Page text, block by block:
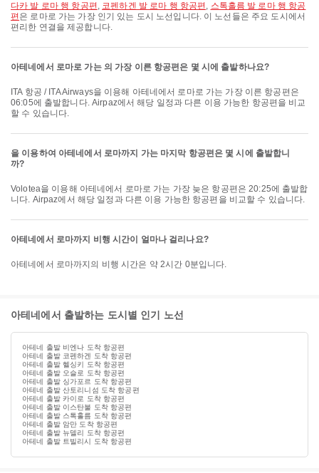
다카 발 로마 행 항공편 , 코펜하겐 발 로마 행 항공편 , 스톡홀름 발 로마 행 항공
편 은 로마로 가는 가장 인기 있는 도시 노선입니다. 이 노선들은 주요 도시에서
편리한 연결을 제공합니다.
아테네에서 로마로 가는 의 가장 이른 항공편은 몇 시에 출발하나요?
ITA 항공 / ITA Airways을 이용해 아테네에서 로마로 가는 가장 이른 항공편은
06:05에 출발합니다. Airpaz에서 해당 일정과 다른 이용 가능한 항공편을 비교
할 수 있습니다.
을 이용하여 아테네에서 로마까지 가는 마지막 항공편은 몇 시에 출발합니
까?
Volotea을 이용해 아테네에서 로마로 가는 가장 늦은 항공편은 20:25에 출발합
니다. Airpaz에서 해당 일정과 다른 이용 가능한 항공편을 비교할 수 있습니다.
아테네에서 로마까지 비행 시간이 얼마나 걸리나요?
아테네에서 로마까지의 비행 시간은 약 2시간 0분입니다.
아테네에서 출발하는 도시별 인기 노선
아테네 출발 비엔나 도착 항공편
아테네 출발 코펜하겐 도착 항공편
아테네 출발 헬싱키 도착 항공편
아테네 출발 오슬로 도착 항공편
아테네 출발 싱가포르 도착 항공편
아테네 출발 산토리니섬 도착 항공편
아테네 출발 카이로 도착 항공편
아테네 출발 이스탄불 도착 항공편
아테네 출발 스톡홀름 도착 항공편
아테네 출발 암만 도착 항공편
아테네 출발 뉴델리 도착 항공편
아테네 출발 트빌리시 도착 항공편